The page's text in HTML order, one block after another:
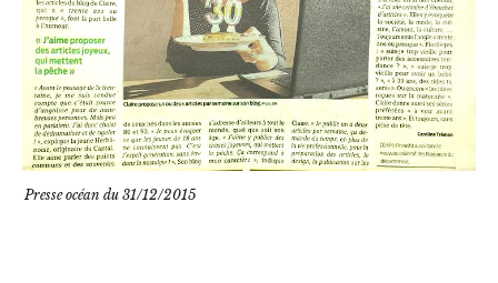
Presse océan du 31/12/2015